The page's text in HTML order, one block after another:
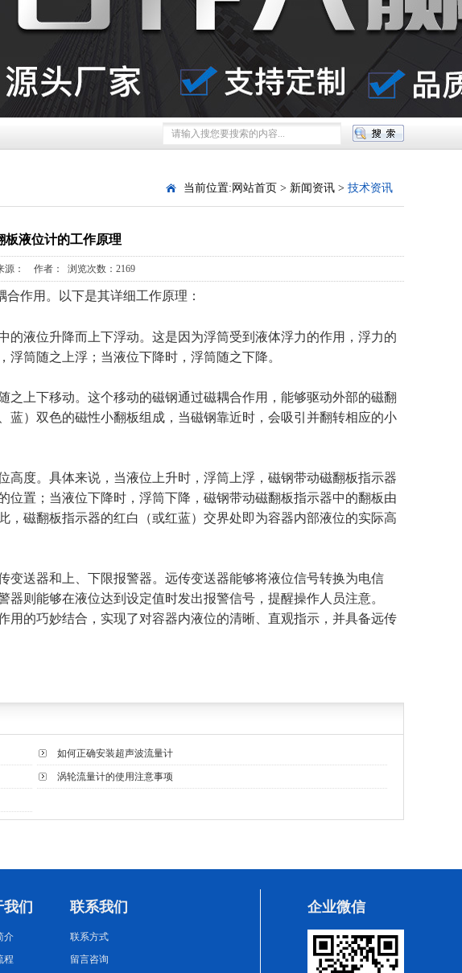
当前位置: 网站首页 > 新闻资讯 > 技术资讯
板液位计的工作原理
源： 作者： 浏览次数：2169
作用。以下是其详细工作原理：
液位升降而上下浮动。这是因为浮筒受到液体浮力的作用，浮力的
筒随之上浮；当液位下降时，浮筒随之下降。
上下移动。这个移动的磁钢通过磁耦合作用，能够驱动外部的磁翻
蓝）双色的磁性小翻板组成，当磁钢靠近时，会吸引并翻转相应的小
度。具体来说，当液位上升时，浮筒上浮，磁钢带动磁翻板指示器
位置；当液位下降时，浮筒下降，磁钢带动磁翻板指示器中的翻板由
磁翻板指示器的红白（或红蓝）交界处即为容器内部液位的实际高
送器和上、下限报警器。远传变送器能够将液位信号转换为电信
则能够在液位达到设定值时发出报警信号，提醒操作人员注意。
的巧妙结合，实现了对容器内液位的清晰、直观指示，并具备远传
如何正确安装超声波流量计
涡轮流量计的使用注意事项
我们
介
程
联系我们
联系方式
留言咨询
企业微信